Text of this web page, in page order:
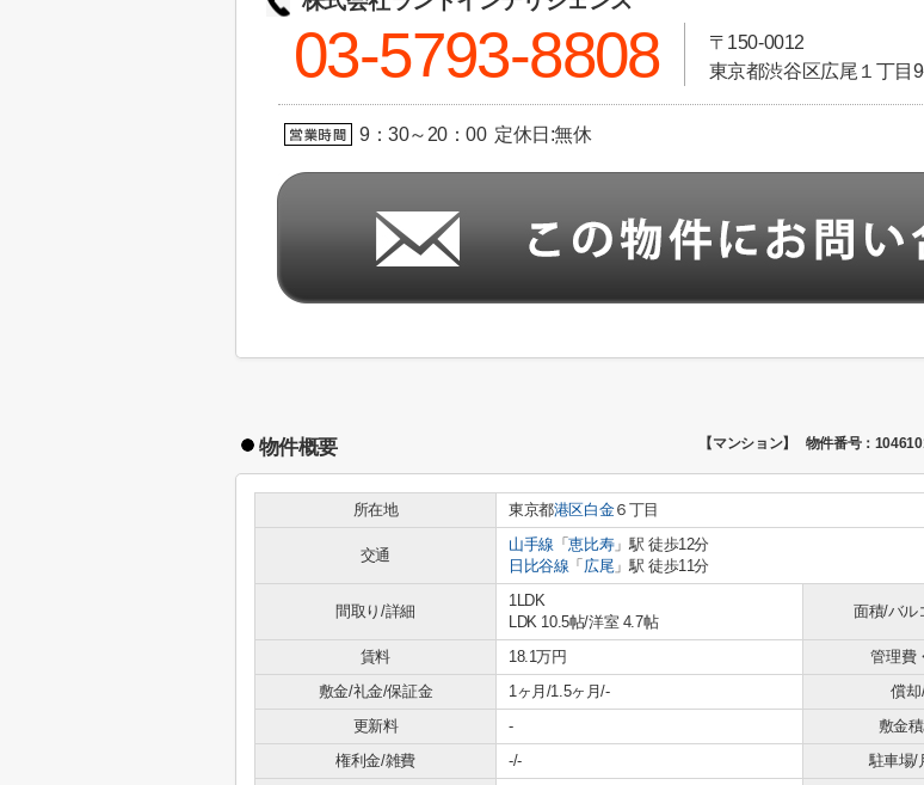
03-5793-8808
〒150-0012
東京都渋谷区広尾１丁目
9：30～20：00 定休日:無休
物件概要 【マンション】 物件番号：
所在地 東京都港区白金６丁目
交通
山手線 「恵比寿」駅 徒歩12分
日比谷線 「 広尾」駅 徒歩11分
間取り/詳細
1LDK
LDK 10.5帖/洋室 4.7帖
面積/バル
賃料 18.1万円 管理費
敷金/礼金/保証金
1ヶ月/1.5ヶ月/- 償却
更新料
- 敷金
権利金/雑費
-/- 駐車場/